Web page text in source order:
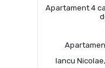
Apartament 4
Iancu